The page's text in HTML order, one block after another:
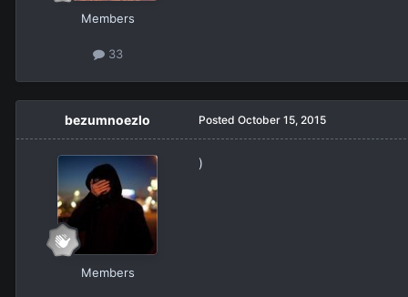
Members
33
bezumnoezlo
Members
Posted October 15, 2015
)